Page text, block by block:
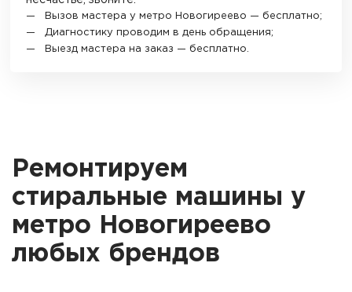
Вызов мастера у метро Новогиреево — бесплатно;
Диагностику проводим в день обращения;
Выезд мастера на заказ — бесплатно.
Ремонтируем
стиральные машины у
метро Новогиреево
любых брендов